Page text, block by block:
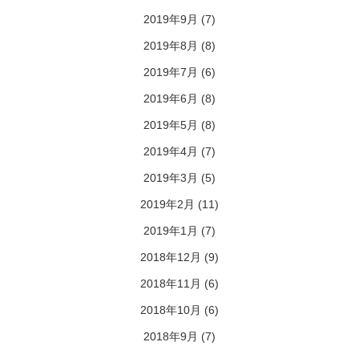
2019年9月 (7)
2019年8月 (8)
2019年7月 (6)
2019年6月 (8)
2019年5月 (8)
2019年4月 (7)
2019年3月 (5)
2019年2月 (11)
2019年1月 (7)
2018年12月 (9)
2018年11月 (6)
2018年10月 (6)
2018年9月 (7)